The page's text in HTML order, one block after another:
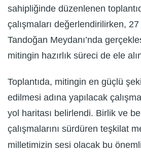
sahipliğinde düzenlenen
çalışmaları değerlendirilirken,
Tandoğan Meydanı’nda
mitingin hazırlık süreci de ele
Toplantıda, mitingin en güçlü
edilmesi adına yapılacak
yol haritası belirlendi. Birlik ve
çalışmalarını sürdüren teşkilat
milletimizin sesi olacak bu